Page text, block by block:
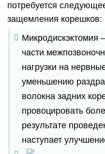
потребуется
защемления корешков:
Микродискэктомия
части
нагрузки на
уменьшению
волокна задних
провоцировать
результате
наступает